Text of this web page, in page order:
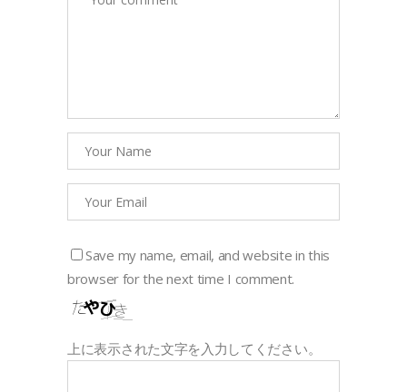
Save my name, email, and website in this
browser for the next time I comment.
上に表示された文字を入力してください。